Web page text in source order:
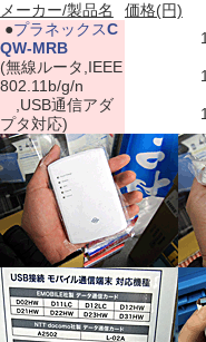
メーカー/製品名 価格(円)
●プラネックスC
QW-MRB
(無線ルータ,IEEE
802.11b/g/n
,USB通信アダ
プタ対応)